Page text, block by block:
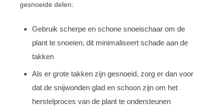
gesnoeide delen:
Gebruik scherpe en schone snoeischaar om de
plant te snoeien, dit minimaliseert schade aan de
takken
Als er grote takken zijn gesnoeid, zorg er dan voor
dat de snijwonden glad en schoon zijn om het
herstelproces van de plant te ondersteunen